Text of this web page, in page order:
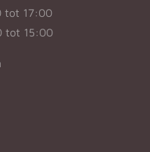
tot 17:00
tot 15:00